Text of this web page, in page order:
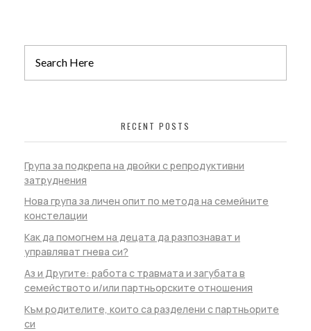
RECENT POSTS
Група за подкрепа на двойки с репродуктивни
затруднения
Нова група за личен опит по метода на семейните
констелации
Как да помогнем на децата да разпознават и
управляват гнева си?
Аз и Другите: работа с травмата и загубата в
семейството и/или партньорските отношения
Към родителите, които са разделени с партньорите
си